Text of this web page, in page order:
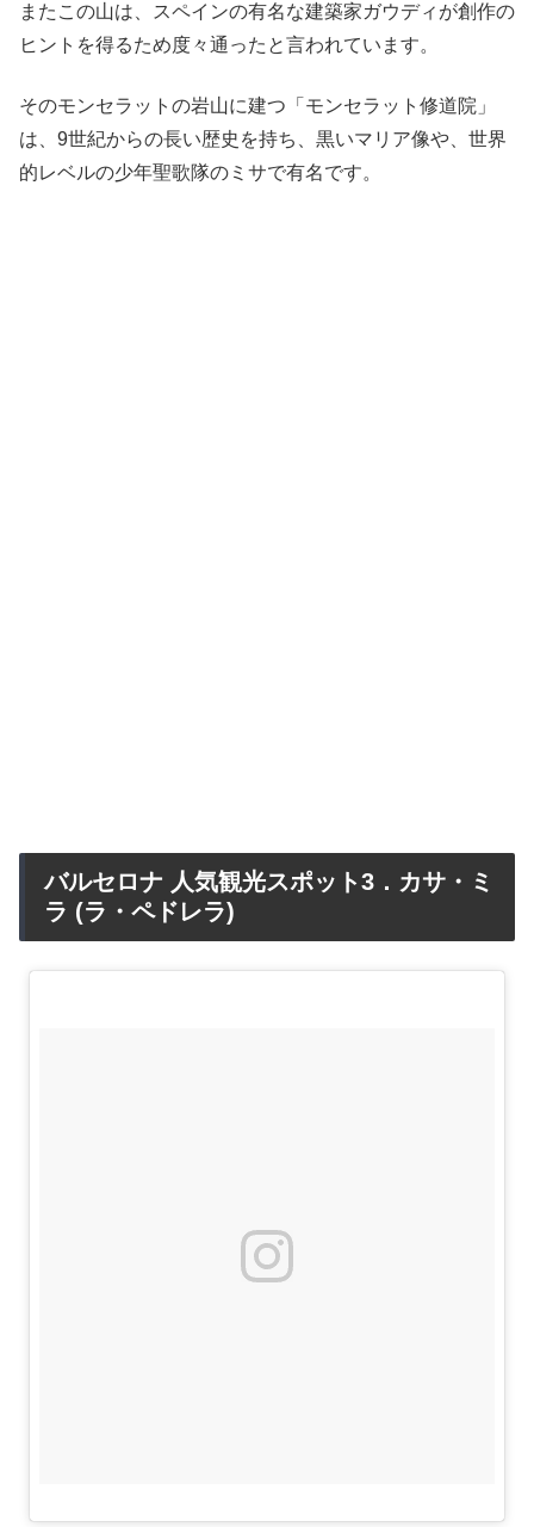
またこの山は、スペインの有名な建築家ガウディが創作の
ヒントを得るため度々通ったと言われています。
そのモンセラットの岩山に建つ「モンセラット修道院」
は、9世紀からの長い歴史を持ち、黒いマリア像や、世界
的レベルの少年聖歌隊のミサで有名です。
バルセロナ 人気観光スポット3．カサ・ミ
ラ (ラ・ペドレラ)